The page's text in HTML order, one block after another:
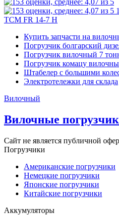
TCM FR 14-7 H
Купить запчасти на
Погрузчик болгарский
Погрузчик вилочный 7
Погрузчик комацу
Штабелер с большими
Электротележки для склада
Вилочный
Вилочные
Сайт не является публичной
Погрузчики
Американские погрузчики
Немецкие погрузчики
Японские погрузчики
Китайские погрузчики
Аккумуляторы